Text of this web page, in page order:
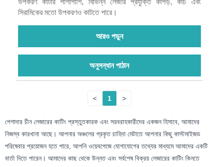
উপকরণ কাটার পাশাপাশি, বিভিন্ন লেজার প্রযুক্তি কাপড়, কাচ এবং
সিরামিকের মতো উপকরণও কাটতে পারে।
আরও পড়ুন
অনুসন্ধান পাঠান
< 1 >
পেশাদার চীন লেজারের কাটিং প্রস্তুতকারক এবং সরবরাহকারীদের একজন হিসাবে, আমাদের
নিজস্ব কারখানা আছে। আপনার অঞ্চলের প্রকৃত চাহিদা মেটাতে আপনার কিছু কাস্টমাইজড
পরিষেবার প্রয়োজন হতে পারে, আপনি ওয়েবপেজে যোগাযোগের তথ্যের মাধ্যমে আমাদের একটি
বার্তা দিতে পারেন। আমাদের কাছ থেকে উন্নত এবং সর্বশেষ বিক্রয় লেজারের কাটিং কিনতে